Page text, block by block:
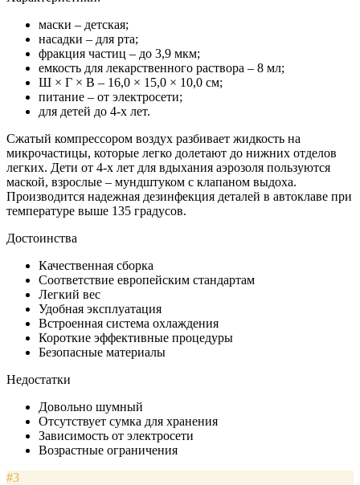
маски – детская;
насадки – для рта;
фракция частиц – до 3,9 мкм;
емкость для лекарственного раствора – 8 мл;
Ш × Г × В – 16,0 × 15,0 × 10,0 см;
питание – от электросети;
для детей до 4-х лет.
Сжатый компрессором воздух разбивает жидкость на
микрочастицы, которые легко долетают до нижних отделов
легких. Дети от 4-х лет для вдыхания аэрозоля пользуются
маской, взрослые – мундштуком с клапаном выдоха.
Производится надежная дезинфекция деталей в автоклаве при
температуре выше 135 градусов.
Достоинства
Качественная сборка
Соответствие европейским стандартам
Легкий вес
Удобная эксплуатация
Встроенная система охлаждения
Короткие эффективные процедуры
Безопасные материалы
Недостатки
Довольно шумный
Отсутствует сумка для хранения
Зависимость от электросети
Возрастные ограничения
#3